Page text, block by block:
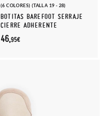
(6 COLORES) (TALLA 19 - 28)
BOTITAS BAREFOOT SERRAJE
CIERRE ADHERENTE
46,95€